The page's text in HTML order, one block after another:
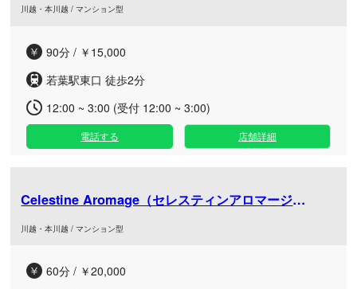
川越・本川越 / マンション型
90分 / ￥15,000
若葉駅東口 徒歩2分
12:00 ~ 3:00 (受付 12:00 ~ 3:00)
電話する 店舗詳細
Celestine Aromage（セレスティンアロマージュ）川越
川越・本川越 / マンション型
60分 / ￥20,000